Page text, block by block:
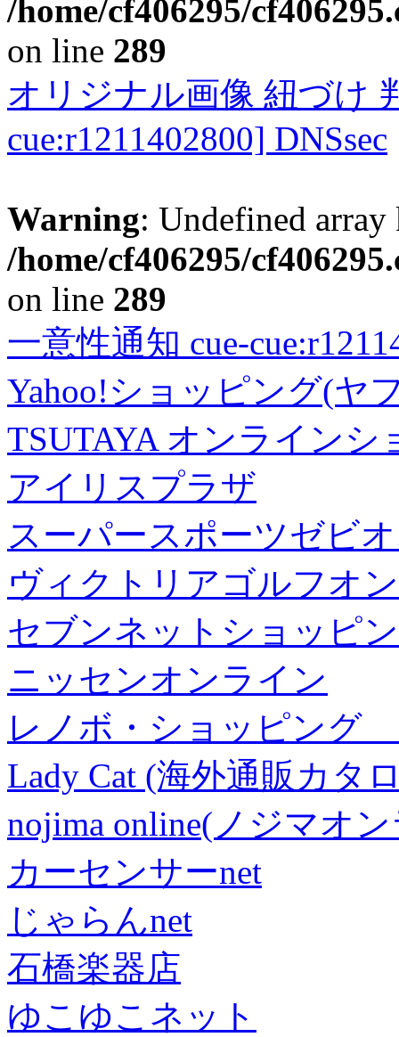
/home/cf406295/
on line 289
オリジナル画像 紐づけ
cue:r1211402800] DNSsec
Warning: Undefined
/home/cf406295/
on line 289
一意性通知 cue-
Yahoo!ショッピング(ヤ
TSUTAYA オンラインシ
アイリスプラザ
スーパースポーツゼビ
ヴィクトリアゴルフオ
セブンネットショッピ
ニッセンオンライン
レノボ・ショッピング
Lady Cat (海外通販カタ
nojima online(ノジマオ
カーセンサーnet
じゃらんnet
石橋楽器店
ゆこゆこネット